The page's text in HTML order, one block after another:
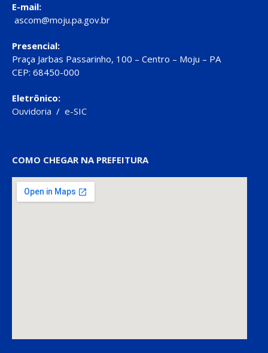
E-mail:
ascom@moju.pa.gov.br
Presencial:
Praça Jarbas Passarinho, 100 – Centro – Moju – PA
CEP: 68450-000
Eletrônico:
Ouvidoria / e-SIC
COMO CHEGAR NA PREFEITURA